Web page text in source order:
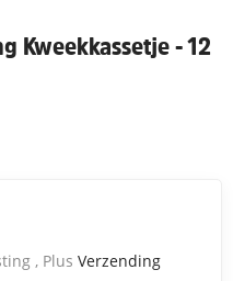
Kweekkassetje - 12
, Plus Verzending